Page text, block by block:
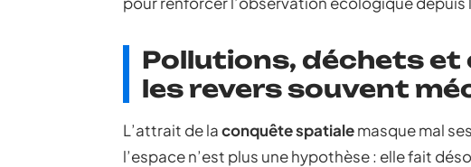
Pollutions, déchets et
les revers souvent
L’attrait de laconquête spatialemasque mal
l’espace n’est plus une hypothèse : elle fait